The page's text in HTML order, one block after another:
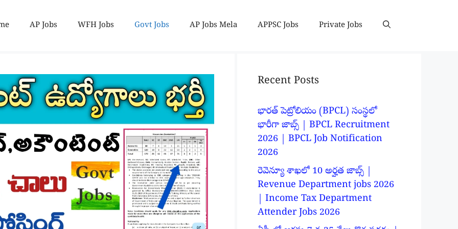
AP Jobs WFH Jobs Govt Jobs AP Jobs Mela APPSC Jobs Private Jobs
Recent Posts
భారత్ పెట్రోలియం (BPCL) సంస్థలో
భారీగా జాబ్స్ | BPCL Recruitment
2026 | BPCL Job Notification
2026
రెవెన్యూ శాఖలో 10 అర్హత జాబ్స్ |
Revenue Department jobs 2026
| Income Tax Department
Attender Jobs 2026